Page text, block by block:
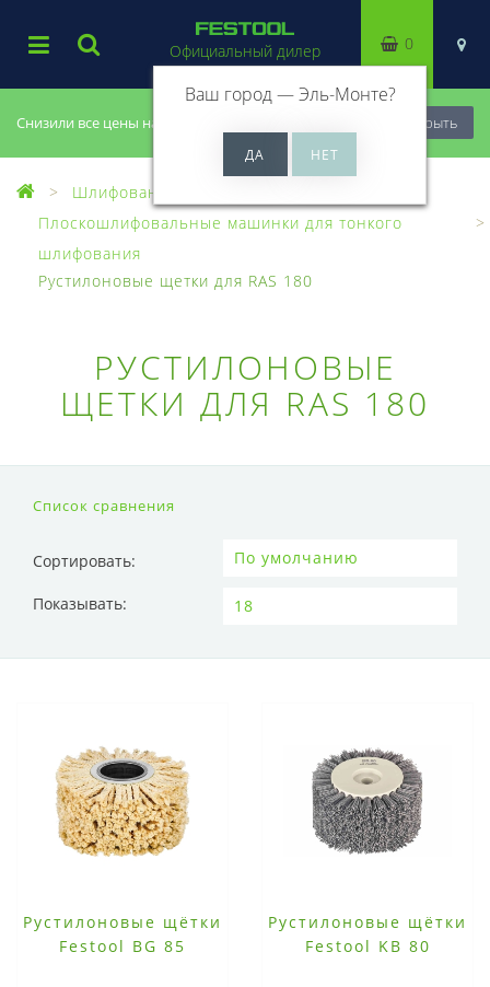
Снизили все цены на 20%, успей купить! Закрыть
Официальный дилер
Ваш город —Эль-Монте?
0
Шлифование
Плоскошлифовальные машинки для тонкого
шлифования
Рустилоновые щетки для RAS 180
РУСТИЛОНОВЫЕ
ЩЕТКИ ДЛЯ RAS 180
Список сравнения
Сортировать:
Показывать:
Рустилоновые щётки
Festool BG 85
Рустилоновые щётки
Festool KB 80